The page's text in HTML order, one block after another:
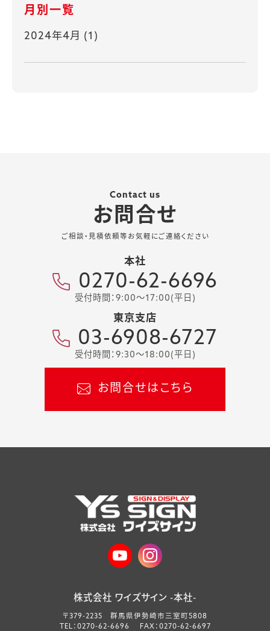
月別一覧
2024年4月 (1)
Contact us
お問合せ
ご相談・見積依頼等お気軽にご連絡ください
本社
0270-62-6696
受付時間：9:00～17:00(平日)
東京支店
03-6908-6727
受付時間：9:30～18:00(平日)
お問合せはこちら
株式会社 ワイズサイン -本社-
〒379-2235 群馬県伊勢崎市三室町5808
TEL：0270-62-6696 FAX：0270-62-6697